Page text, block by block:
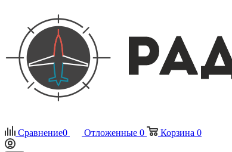
Сравнение0 Отложенные 0 Корзина 0